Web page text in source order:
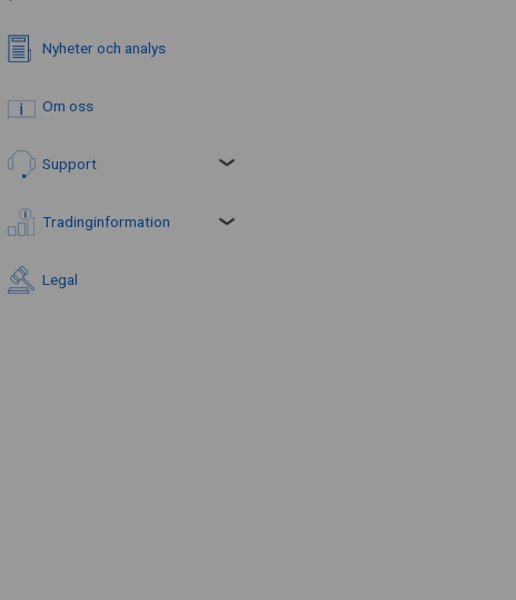
Nyheter och analys
Om oss
Support
Tradinginformation
Legal